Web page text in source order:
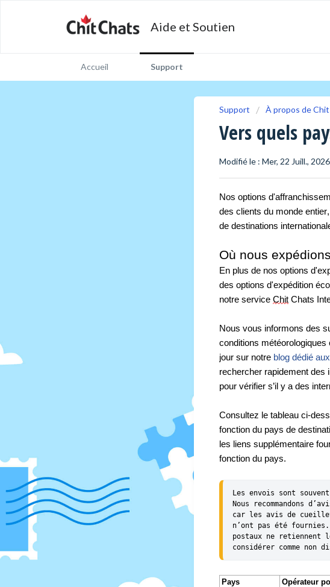
Aide et Soutien
Accueil Support
Support À propos de
Vers quels
Modifié le : Mer, 22 Juill.,
Nos options
des clients du monde
de destinations
Où nous expédions
En plus de nos options
des options d'expédition
notre service Chit Chats
Nous vous informons des
conditions
jour sur notre blog dédié
rechercher rapidement des
pour vérifier s’il y a des
Consultez le tableau ci-
fonction du pays de
les liens supplémentaire
fonction du pays.
Les envois sont
Nous recommandons
car les avis de
n’ont pas été fournies.
postaux ne retiennent
considérer comme non
Pays Opérateur